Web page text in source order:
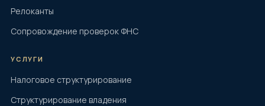
Релоканты
Сопровождение проверок ФНС
УСЛУГИ
Налоговое структурирование
Структурирование владения